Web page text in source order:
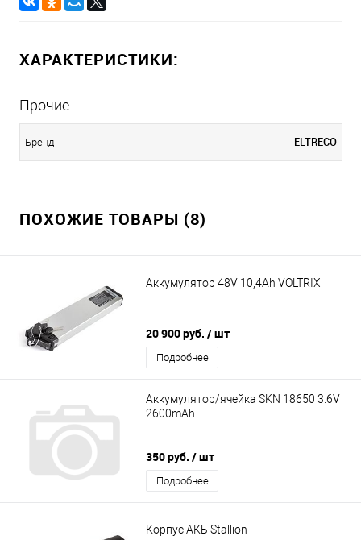
ХАРАКТЕРИСТИКИ:
Прочие
Бренд ELTRECO
ПОХОЖИЕ ТОВАРЫ (8)
Аккумулятор 48V 10,4Ah VOLTRIX
20 900 руб. / шт
Подробнее
Аккумулятор/ячейка SKN 18650 3.6V
2600mAh
350 руб. / шт
Подробнее
Корпус АКБ Stallion